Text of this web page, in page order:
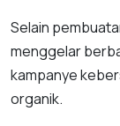
Selain
menggelar
kampanye
organik.